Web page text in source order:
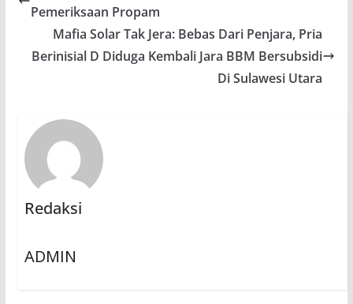
Pemeriksaan Propam
Mafia Solar Tak Jera: Bebas Dari Penjara, Pria
Berinisial D Diduga Kembali Jara BBM Bersubsidi
Di Sulawesi Utara
Redaksi
ADMIN